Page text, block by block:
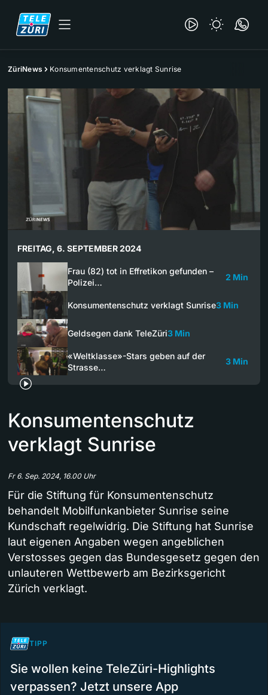
ZüriNews Konsumentenschutz verklagt Sunrise
FREITAG, 6. SEPTEMBER 2024
Frau (82) tot in Effretikon gefunden –
Polizei…
2 Min
Konsumentenschutz verklagt Sunrise3 Min
Geldsegen dank TeleZüri3 Min
«Weltklasse»-Stars geben auf der
Strasse…
3 Min
Konsumentenschutz
verklagt Sunrise
Fr 6. Sep. 2024, 16.00 Uhr
Für die Stiftung für Konsumentenschutz
behandelt Mobilfunkanbieter Sunrise seine
Kundschaft regelwidrig. Die Stiftung hat Sunrise
laut eigenen Angaben wegen angeblichen
Verstosses gegen das Bundesgesetz gegen den
unlauteren Wettbewerb am Bezirksgericht
Zürich verklagt.
TIPP
Sie wollen keine TeleZüri-Highlights
verpassen? Jetzt unsere App